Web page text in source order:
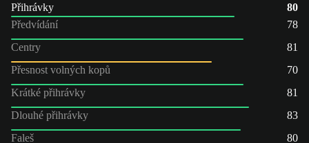
Přihrávky
80
Předvídání
78
Centry
81
Přesnost volných kopů
70
Krátké přihrávky
81
Dlouhé přihrávky
83
Faleš
80